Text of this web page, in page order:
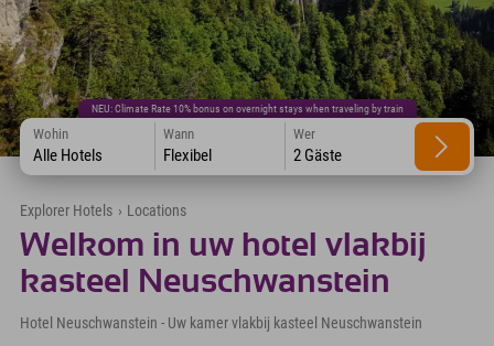
NEU: Climate Rate 10% bonus on overnight stays when traveling by train
Wohin
Alle Hotels
Wann
Flexibel
Wer
2 Gäste
Explorer Hotels › Locations
Welkom in uw hotel vlakbij
kasteel Neuschwanstein
Hotel Neuschwanstein - Uw kamer vlakbij kasteel Neuschwanstein